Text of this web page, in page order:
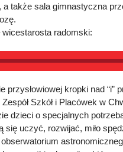
a także sala gimnastyczna
radomski:
przysłowiowej kropki nad “i”
Szkół i Placówek w
dzieci o specjalnych
się uczyć, rozwijać, miło